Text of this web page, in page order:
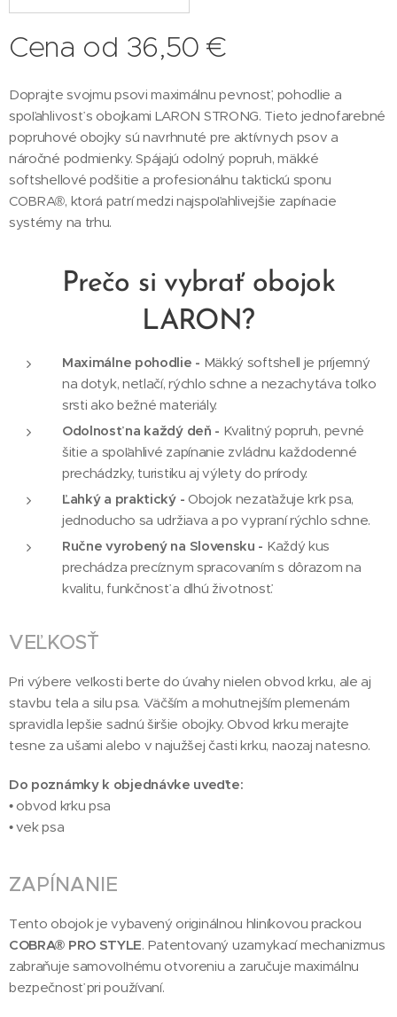
Cena od 36,50 €
Doprajte svojmu psovi maximálnu pevnosť, pohodlie a
spoľahlivosť s obojkami LARON STRONG. Tieto jednofarebné
popruhové obojky sú navrhnuté pre aktívnych psov a
náročné podmienky. Spájajú odolný popruh, mäkké
softshellové podšitie a profesionálnu taktickú sponu
COBRA®, ktorá patrí medzi najspoľahlivejšie zapínacie
systémy na trhu.
Prečo si vybrať obojok
LARON?
Maximálne pohodlie - Mäkký softshell je príjemný
na dotyk, netlačí, rýchlo schne a nezachytáva toľko
srsti ako bežné materiály.
Odolnosť na každý deň - Kvalitný popruh, pevné
šitie a spoľahlivé zapínanie zvládnu každodenné
prechádzky, turistiku aj výlety do prírody.
Ľahký a praktický - Obojok nezaťažuje krk psa,
jednoducho sa udržiava a po vypraní rýchlo schne.
Ručne vyrobený na Slovensku - Každý kus
prechádza precíznym spracovaním s dôrazom na
kvalitu, funkčnosť a dlhú životnosť.
VEĽKOSŤ
Pri výbere veľkosti berte do úvahy nielen obvod krku, ale aj
stavbu tela a silu psa. Väčším a mohutnejším plemenám
spravidla lepšie sadnú širšie obojky. Obvod krku merajte
tesne za ušami alebo v najužšej časti krku, naozaj natesno.
Do poznámky k objednávke uveďte:
• obvod krku psa
• vek psa
ZAPÍNANIE
Tento obojok je vybavený originálnou hliníkovou prackou
COBRA® PRO STYLE. Patentovaný uzamykací mechanizmus
zabraňuje samovoľnému otvoreniu a zaručuje maximálnu
bezpečnosť pri používaní.